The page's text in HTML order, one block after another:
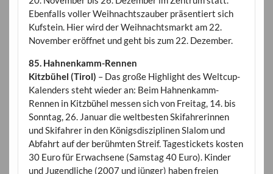
Ebenfalls voller Weihnachtszauber präsentiert sich
Kufstein. Hier wird der Weihnachtsmarkt am 22.
November eröffnet und geht bis zum 22. Dezember.
85. Hahnenkamm-Rennen
Kitzbühel (Tirol) – Das große Highlight des Weltcup-
Kalenders steht wieder an: Beim Hahnenkamm-
Rennen in Kitzbühel messen sich von Freitag, 14. bis
Sonntag, 26. Januar die weltbesten Skifahrerinnen
und Skifahrer in den Königsdisziplinen Slalom und
Abfahrt auf der berühmten Streif. Tagestickets kosten
30 Euro für Erwachsene (Samstag 40 Euro). Kinder
und Jugendliche (2007 und jünger) haben freien